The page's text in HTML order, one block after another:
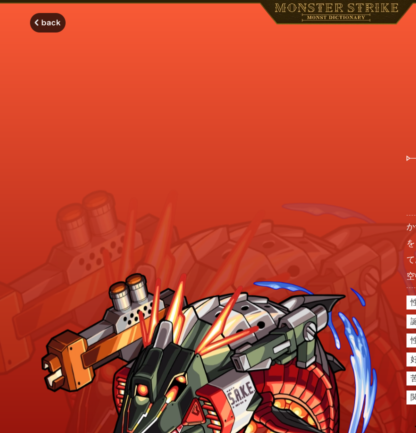
モンスターストライク モンストディクショナリー